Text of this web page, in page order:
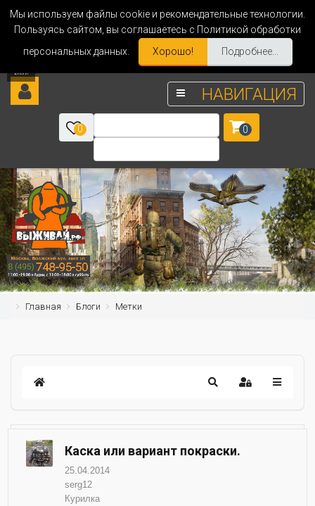
Мы используем файлы cookie и рекомендательные технологии.
Пользуясь сайтом, вы соглашаетесь с Политикой обработки
персональных данных.
Хорошо! Подробнее...
НАВИГАЦИЯ
0 0
Главная Блоги Метки
Каска или вариант покраски.
25.04.2014
serg12
Курилка